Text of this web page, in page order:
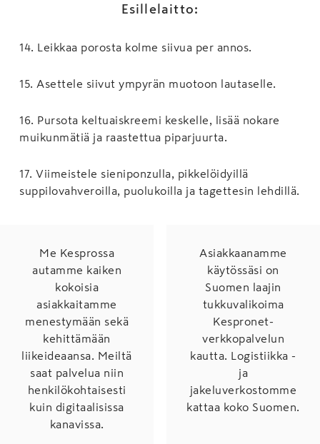
Esillelaitto:
14 Leikkaa porosta kolme siivua per annos.
15 Asettele siivut ympyrän muotoon lautaselle.
16
Pursota keltuaiskreemi keskelle, lisää nokare
muikunmätiä ja raastettua piparjuurta.
17 Viimeistele sieniponzulla, pikkelöidyillä
suppilovahveroilla, puolukoilla ja tagettesin lehdillä.
Me Kesprossa
autamme kaiken
kokoisia
asiakkaitamme
menestymään sekä
kehittämään
liikeideaansa. Meiltä
saat palvelua niin
henkilökohtaisesti
kuin digitaalisissa
kanavissa.
Asiakkaanamme
käytössäsi on
Suomen laajin
tukkuvalikoima
Kespronet-
verkkopalvelun
kautta. Logistiikka -
ja
jakeluverkostomme
kattaa koko Suomen.